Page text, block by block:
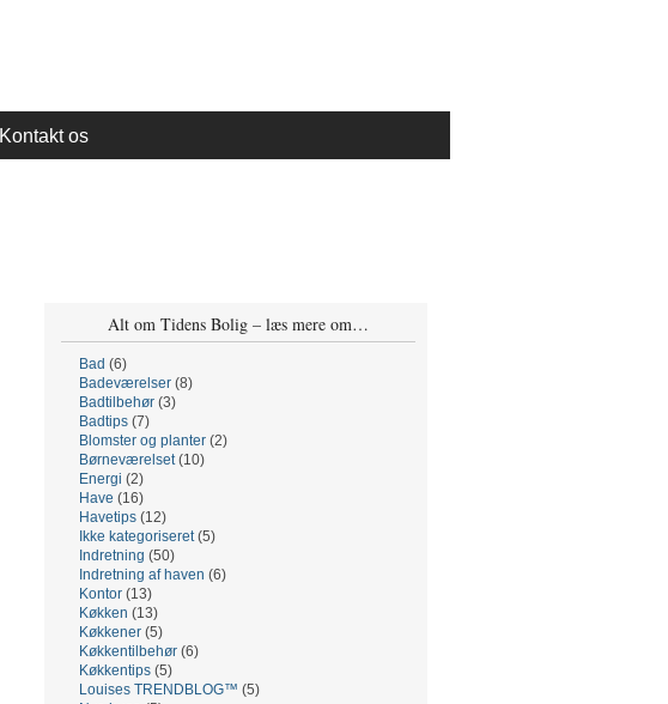
Kontakt os
Alt om Tidens Bolig – læs mere om…
Bad (6)
Badeværelser(8)
Badtilbehør(3)
Badtips(7)
Blomster og planter(2)
Børneværelset(10)
Energi (2)
Have (16)
Havetips(12)
Ikke kategoriseret(5)
Indretning (50)
Indretning af haven (6)
Kontor(13)
Køkken (13)
Køkkener(5)
Køkkentilbehør(6)
Køkkentips(5)
Louises TRENDBLOG™ (5)